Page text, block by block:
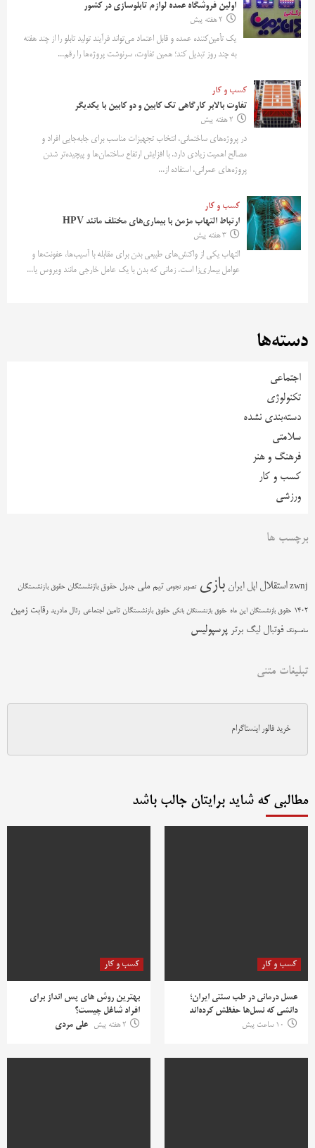
اولین فروشگاه عمده لوازم تابلوسازی در کشور
2 هفته پیش
یک تأمین‌کننده عمده و قابل اعتماد می‌تواند فرآیند تولید تابلو را از چند هفته
به چند روز تبدیل کند؛ همین تفاوت، سرنوشت پروژه‌ها را رقم...
کسب و کار
تفاوت بالابر کارگاهی تک کابین و دو کابین با یکدیگر
2 هفته پیش
در پروژه‌های ساختمانی، انتخاب تجهیزات مناسب برای جابه‌جایی افراد و
مصالح اهمیت زیادی دارد. با افزایش ارتفاع ساختمان‌ها و پیچیده‌تر شدن
پروژه‌های عمرانی، استفاده از...
کسب و کار
ارتباط التهاب مزمن با بیماری‌های مختلف مانند HPV
3 هفته پیش
التهاب یکی از واکنش‌های طبیعی بدن برای مقابله با آسیب‌ها، عفونت‌ها و
عوامل بیماری‌زا است. زمانی که بدن با یک عامل خارجی مانند ویروس یا...
دسته‌ها
اجتماعی
تکنولوژی
دسته‌بندی نشده
سلامتی
فرهنگ و هنر
کسب و کار
ورزشی
برچسب ها
zwnj استقلال اپل ایران بازی تصویر نجومی تیم ملی جدول حقوق بازنشستگان حقوق بازنشستگان
1402 حقوق بازنشستگان این ماه حقوق بازنشستگان بانکی حقوق بازنشستگان تامین اجتماعی رئال مادرید رقابت زمین
سامسونگ فوتبال لیگ برتر پرسپولیس
تبلیغات متنی
خرید فالور اینستاگرام
مطالبی که شاید برایتان جالب باشد
کسب و کار
عسل درمانی در طب سنتی ایران؛
دانشی که نسل‌ها حفظش کرده‌اند
10 ساعت پیش
کسب و کار
بهترین روش‌ های پس‌ انداز برای
افراد شاغل چیست؟
2 هفته پیش
علی مردی